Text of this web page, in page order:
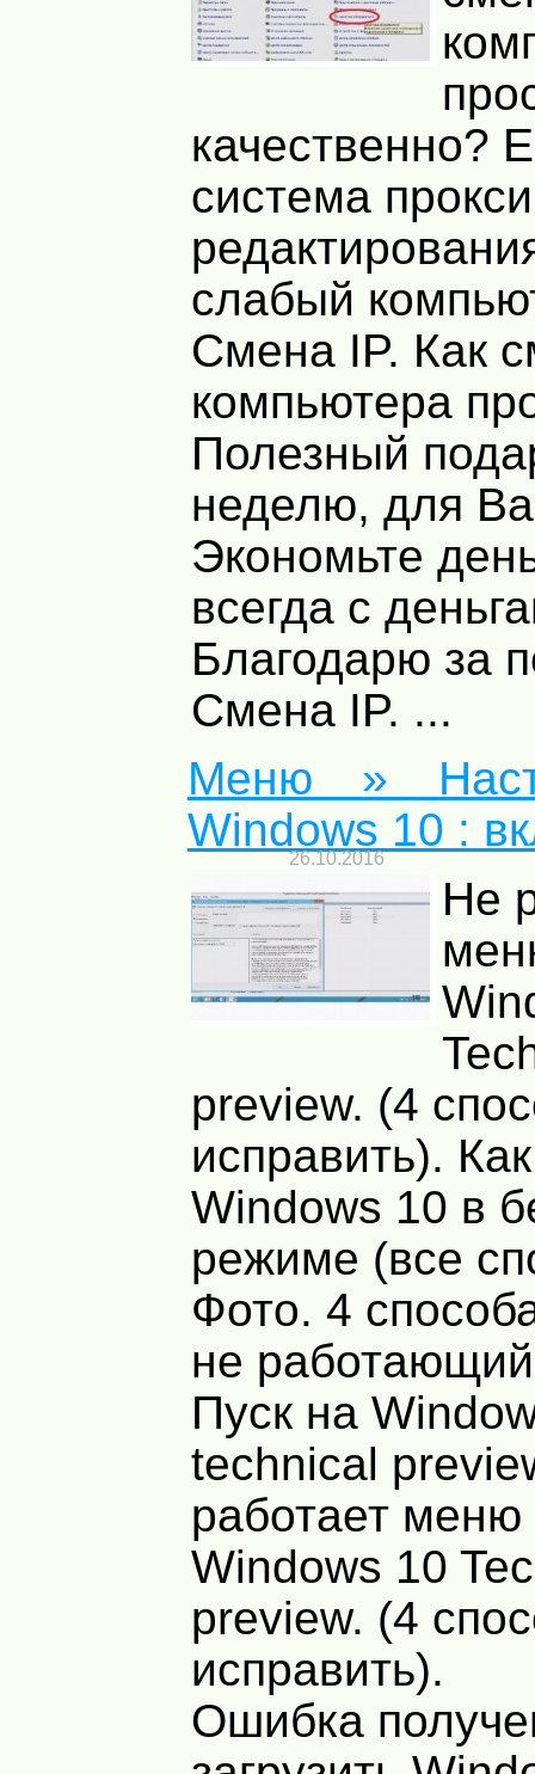
качественно?
система прокси
слабый
Смена IP. Как
компьютера
Полезный
неделю, для
Экономьте
всегда с
Благодарю за
Смена IP. ...
Меню »
Windows 10 :
26.10.2016
Не
preview. (4
исправить).
Windows 10 в
режиме (все
Фото. 4
не
Пуск на
technical
работает меню
Windows 10
preview. (4
исправить).
Ошибка